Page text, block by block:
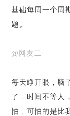
基础每周一个周
题。
@网友二
每天睁开眼，脑
了，时间不等人
怕，可怕的是比